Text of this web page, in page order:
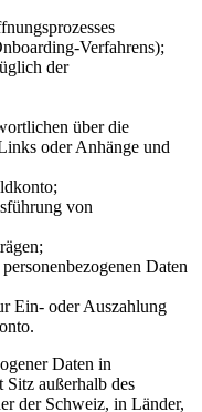
Verfahrens);
der
über die
oder Anhänge und
von
Daten
Ein- oder Auszahlung
Daten in
außerhalb des
der Schweiz, in Länder,